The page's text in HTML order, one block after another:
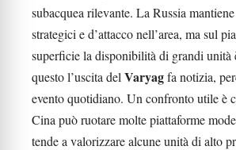
subacquea rilevante. La Russia
strategici e d’attacco nell’area, ma sul
superficie la disponibilità di grandi unità
questo l’uscita del Varyagfa notizia,
evento quotidiano. Un confronto utile è
Cina può ruotare molte piattaforme
tende a valorizzare alcune unità di alto